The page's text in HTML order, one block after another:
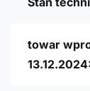
towar
13.12.2024: